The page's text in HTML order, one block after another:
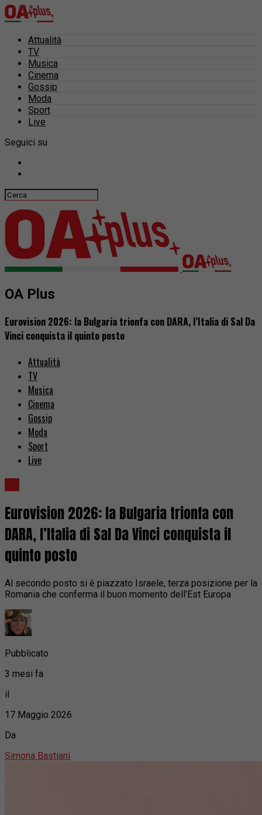
Attualità
TV
Musica
Cinema
Gossip
Moda
Sport
Live
Seguici su
OA Plus
Eurovision 2026: la Bulgaria trionfa con DARA, l’Italia di Sal Da
Vinci conquista il quinto posto
Attualità
TV
Musica
Cinema
Gossip
Moda
Sport
Live
Eurovision 2026: la Bulgaria trionfa con
DARA, l’Italia di Sal Da Vinci conquista il
quinto posto
Al secondo posto si è piazzato Israele, terza posizione per la
Romania che conferma il buon momento dell’Est Europa
Pubblicato
3 mesi fa
il
17 Maggio 2026
Da
Simona Bastiani